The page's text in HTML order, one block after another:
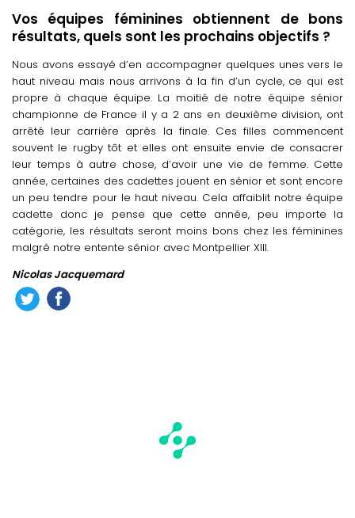
Vos équipes féminines obtiennent de bons
résultats, quels sont les prochains objectifs ?
Nous avons essayé d’en accompagner quelques unes vers le
haut niveau mais nous arrivons à la fin d’un cycle, ce qui est
propre à chaque équipe. La moitié de notre équipe sénior
championne de France il y a 2 ans en deuxième division, ont
arrêté leur carrière après la finale. Ces filles commencent
souvent le rugby tôt et elles ont ensuite envie de consacrer
leur temps à autre chose, d’avoir une vie de femme. Cette
année, certaines des cadettes jouent en sénior et sont encore
un peu tendre pour le haut niveau. Cela affaiblit notre équipe
cadette donc je pense que cette année, peu importe la
catégorie, les résultats seront moins bons chez les féminines
malgré notre entente sénior avec Montpellier XIII.
Nicolas Jacquemard